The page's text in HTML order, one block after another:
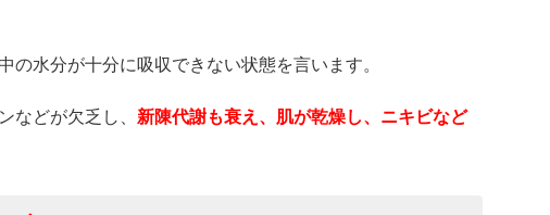
の水分が十分に吸収できない状態を言います。
などが欠乏し、 新陳代謝も衰え、肌が乾燥し、ニキビなど